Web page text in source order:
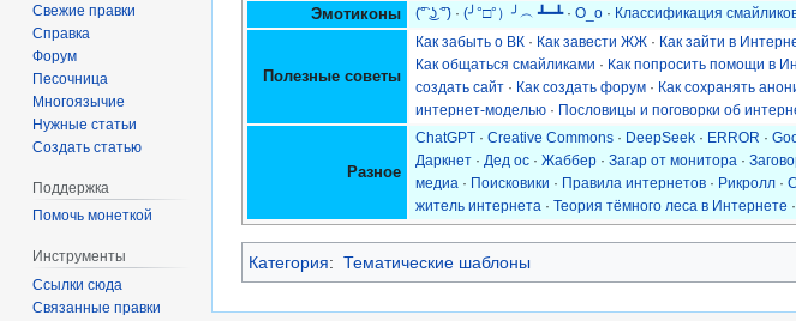
Эмотиконы
(͡° ͜ʖ ͡°) · (╯°□°）╯︵ ┻━┻· О_о · Классификация
Полезные советы
Как забыть о ВК · Как завести ЖЖ · Как зайти в
Как общаться смайликами · Как попросить помощи в
создать сайт · Как создать форум · Как сохранять
интернет-моделью · Пословицы и поговорки об
Разное
ChatGPT · Creative Commons · DeepSeek · ERROR ·
Даркнет · Дед ос · Жаббер · Загар от монитора ·
медиа · Поисковики · Правила интернетов · Рикролл ·
житель интернета · Теория тёмного леса в Интернете ·
Категория: Тематические шаблоны
Свежие правки
Справка
Форум
Песочница
Многоязычие
Нужные статьи
Создать статью
Поддержка
Помочь монеткой
Инструменты
Ссылки сюда
Связанные правки